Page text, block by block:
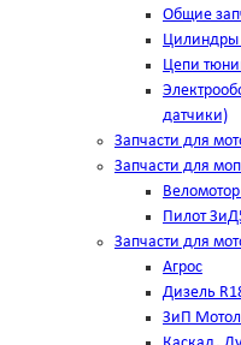
Общие
Цилиндры
Цепи
датчики)
Запчасти для
Запчасти для
Пилот
Запчасти для
Агрос
Дизель
ЗиП